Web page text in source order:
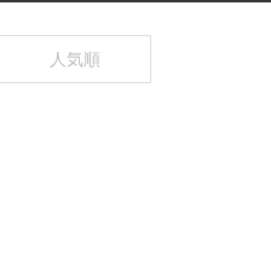
人気順